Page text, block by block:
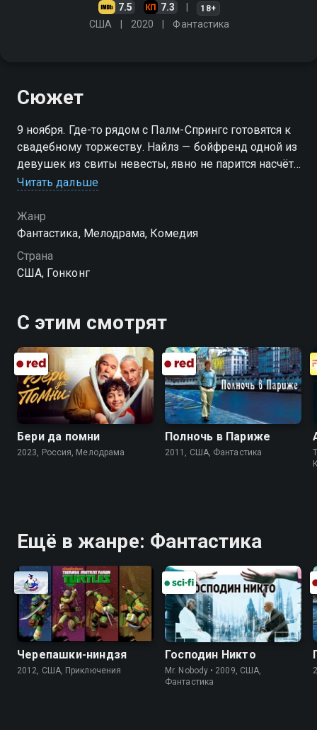
7.5 7.3 18+
США 2020 Фантастика
Сюжет
9 ноября. Где-то рядом с Палм-Спрингс готовятся к
свадебному торжеству. Найлз — бойфренд одной из
девушек из свиты невесты, явно не парится насчёт
дресс-кода: вместо костюма на нём шорты и яркая
бассейна с коктейлем в руке, а к вечеру выдаёт
эмоциональный тост в честь новобрачных.
Особенно его слова западают в душу Саре —
старшей сестрёнке невесты. Девушка оказывается
с ним наедине под ночными звёздами. Дальше всё
внутрь таинственного грота, а проснувшись утром, с
изумлением понимает — календарь опять
показывает девятое число. Временная петля
захлопнулась, и теперь ей предстоит раз за разом
переживать один и тот же день. «Зависнуть в Палм-
Спрингс» — смотрите онлайн в хорошем качестве.
Читать дальше
Жанр
Фантастика, Мелодрама, Комедия
Страна
США, Гонконг
С этим смотрят
Бери да помни
2023, Россия, Мелодрама
Полночь в Париже
2011, США, Фантастика
Ещё в жанре: Фантастика
Черепашки-ниндзя
2012, США, Приключения
Господин Никто
Mr. Nobody • 2009, США,
Фантастика